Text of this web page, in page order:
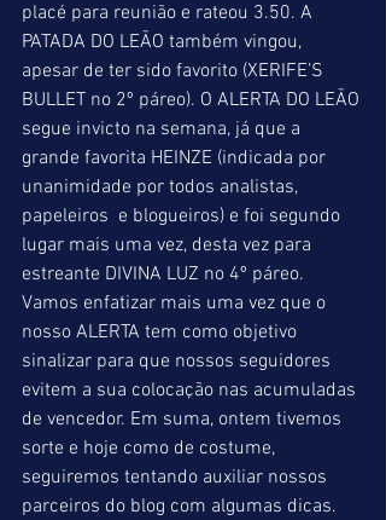
placé para reunião e rateou 3.50. A
PATADA DO LEÃO também vingou,
apesar de ter sido favorito (XERIFE’S
BULLET no 2º páreo). O ALERTA DO LEÃO
segue invicto na semana, já que a
grande favorita HEINZE (indicada por
unanimidade por todos analistas,
papeleiros  e blogueiros) e foi segundo
lugar mais uma vez, desta vez para
estreante DIVINA LUZ no 4º páreo.
Vamos enfatizar mais uma vez que o
nosso ALERTA tem como objetivo
sinalizar para que nossos seguidores
evitem a sua colocação nas acumuladas
de vencedor. Em suma, ontem tivemos
sorte e hoje como de costume,
seguiremos tentando auxiliar nossos
parceiros do blog com algumas dicas.